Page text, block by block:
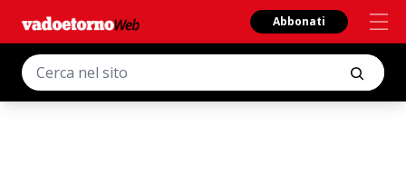
Abbonati